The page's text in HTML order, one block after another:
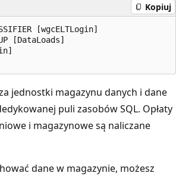
Kopiuj
[wgcELTLogin]
[DataLoads]
jednostki magazynu danych i dane
puli zasobów SQL. Opłaty
i magazynowe są naliczane
dane w magazynie, możesz